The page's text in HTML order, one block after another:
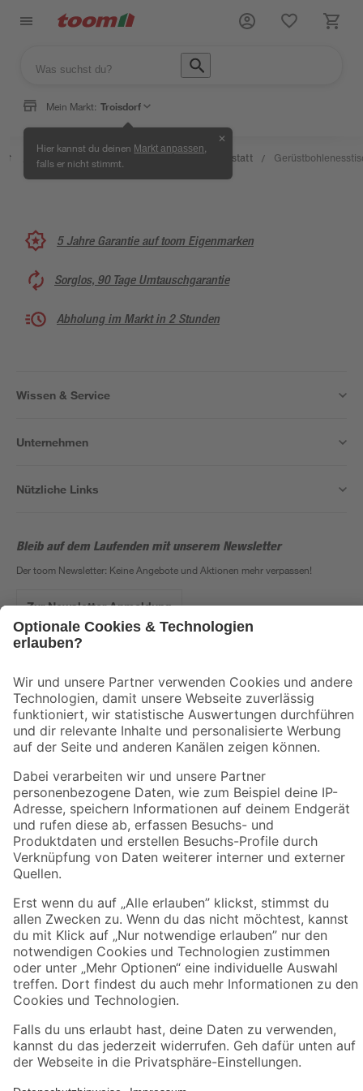
Mein Markt: Troisdorf
Hier kannst du deinen Markt anpassen
falls er nicht stimmt.
✕
Wissen
&
/
Selbermachen
& Ratgeber
Kreativwerkstatt /
5 Jahre Garantie auf toom Eigenmarken
Sorglos, 90 Tage Umtauschgarantie
Abholung im Markt in 2 Stunden
Wissen & Service
Unternehmen
Nützliche Links
Bleib auf dem Laufenden mit unserem Newsletter
Der toom Newsletter: Keine Angebote und Aktionen mehr verpassen!
Zur Newsletter Anmeldung
Zahlungsarten Versandarten
Sicher einkaufen
Jetzt die toom-App herunterladen
Alle Preisangaben in EUR inkl. gesetzl. MwSt.. Die dargestellten Angebote sind unter
sich auf den unter "Mein Markt" ausgewählten toom Baumarkt. Alle Angebote und
Produkte nur solange der Vorrat reicht.
*Paketversand ab 59 € versandkostenfrei, gilt nicht für Artikel mit Speditionsversand, hier
fallen zusätzliche Versandkosten an.